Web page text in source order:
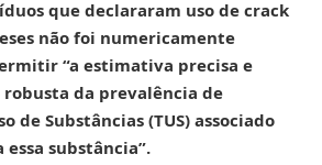
que declararam uso de crack
não foi numericamente
“a estimativa precisa e
da prevalência de
de Substâncias (TUS) associado
substância”.